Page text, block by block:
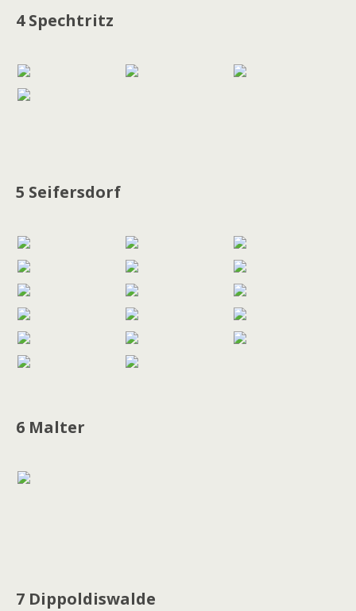
4 Spechtritz
5 Seifersdorf
6 Malter
7 Dippoldiswalde